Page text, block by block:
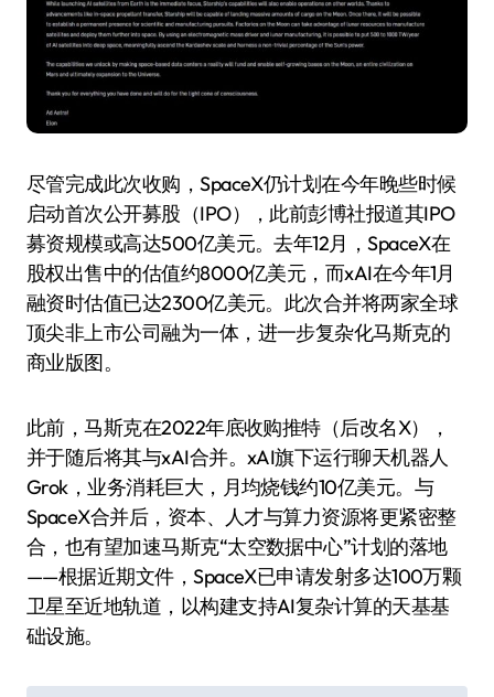
尽管完成此次收购，SpaceX仍计划在今年晚些时候
启动首次公开募股（IPO），此前彭博社报道其IPO
募资规模或高达500亿美元。去年12月，SpaceX在
股权出售中的估值约8000亿美元，而xAI在今年1月
融资时估值已达2300亿美元。此次合并将两家全球
顶尖非上市公司融为一体，进一步复杂化马斯克的
商业版图。
此前，马斯克在2022年底收购推特（后改名X），
并于随后将其与xAI合并。xAI旗下运行聊天机器人
Grok，业务消耗巨大，月均烧钱约10亿美元。与
SpaceX合并后，资本、人才与算力资源将更紧密整
合，也有望加速马斯克“太空数据中心”计划的落地
——根据近期文件，SpaceX已申请发射多达100万颗
卫星至近地轨道，以构建支持AI复杂计算的天基基
础设施。